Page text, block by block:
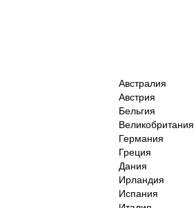
Австралия
Австрия
Бельгия
Великобритания
Германия
Греция
Дания
Ирландия
Испания